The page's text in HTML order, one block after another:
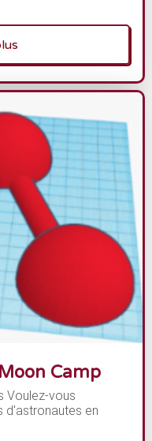
Camp
Voulez-vous
d'astronautes en